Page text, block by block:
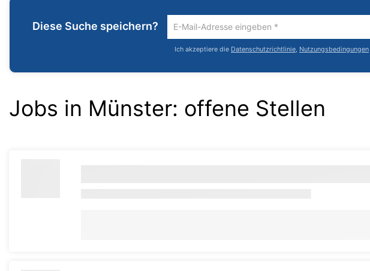
Diese Suche speichern?
Um
die
aktuelle
gib
deine
Ich akzeptiere die Datenschutzrichtlinie, Nutzungsbedingungen
Jobs in Münster: offene Stellen